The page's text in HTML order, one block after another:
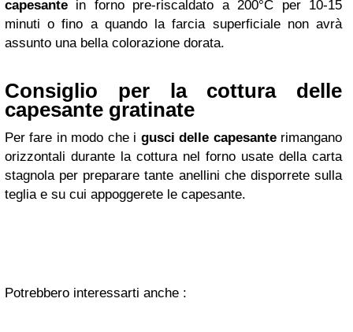
capesante in forno pre-riscaldato a 200°C per 10-15
minuti o fino a quando la farcia superficiale non avrà
assunto una bella colorazione dorata.
Consiglio per la cottura delle
capesante gratinate
Per fare in modo che i gusci delle capesanterimangano
orizzontali durante la cottura nel forno usate della carta
stagnola per preparare tante anellini che disporrete sulla
teglia e su cui appoggerete le capesante.
Potrebbero interessarti anche :